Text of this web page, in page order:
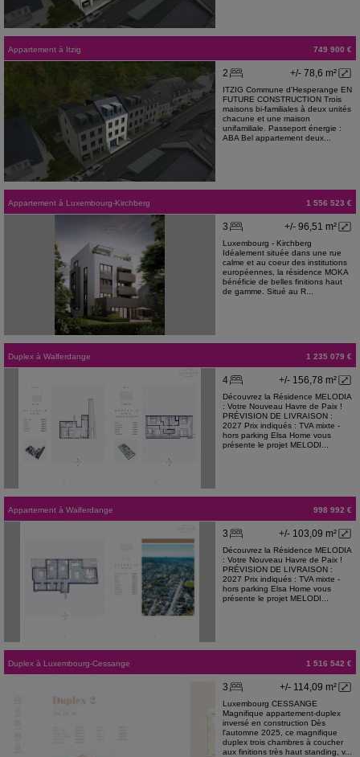
Appartement à Itzig 749 900 €
+/- 78,6 m²
2
ITZIG Commune d'Hesperange EN
FUTURE CONSTRUCTION Trois
maisons bi-familiales à deux unités
chacune et une maison
unifamiliale. Passeport énergie :
ABA Bel appartement deux...
Appartement à Luxembourg-Kirchberg 1 556 523 €
+/- 96,51 m²
3
Luxembourg - Kirchberg
Idéalement située dans une rue
calme et au coeur des institutions
européennes, la résidence MOKA
bénéficie de belles finitions haut
de gamme. Situé au R...
Duplex à Walferdange 1 235 079 €
+/- 156,78 m²
4
Découvrez la Résidence MELODIA
: Votre Nouveau Havre de Paix !
PRÉVISION DE LIVRAISON :
2027 Prix indiqués : TVA mixte -
hors parking Elsa Home vous
présente le projet MELODI...
Appartement à Walferdange 998 992 €
+/- 103,09 m²
3
Découvrez la Résidence MELODIA
: Votre Nouveau Havre de Paix !
PRÉVISION DE LIVRAISON :
2027 Prix indiqués : TVA mixte -
hors parking Elsa Home vous
présente le projet MELODI...
Duplex à Luxembourg-Cessange 1 516 542 €
+/- 114,09 m²
3
Luxembourg CESSANGE
Magnifique appartement-duplex
inversé en construction Dès
l'automne 2025, ce magnifique
duplex trois chambres à coucher
aux finitions très haut standing, v...